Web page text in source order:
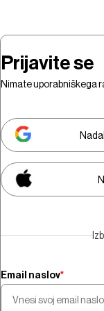
Za
Prijavite se
Nimate uporabniškega
Email naslov*